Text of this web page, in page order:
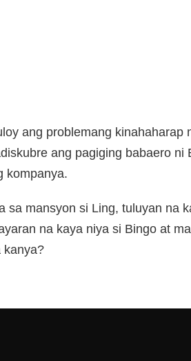
ang problemang kinahaharap
ang pagiging babaero ni
kompanya.
sa mansyon si Ling, tuluyan na
na kaya niya si Bingo at
kanya?